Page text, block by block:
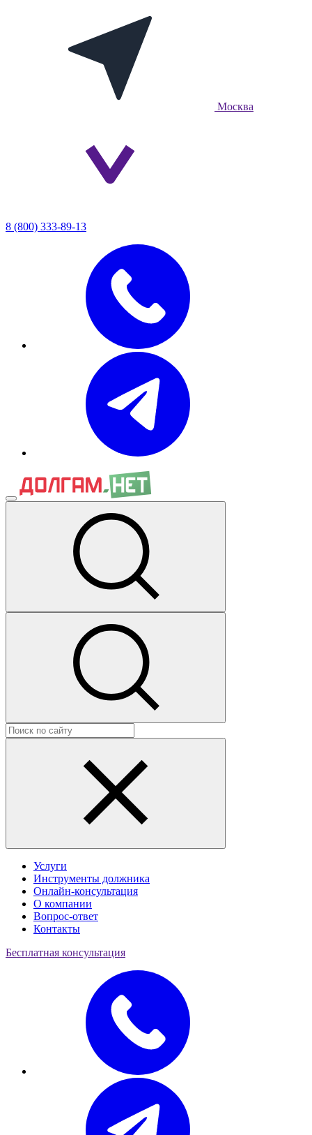
Москва
8 (800) 333-89-13
Услуги
Инструменты должника
Онлайн-консультация
О компании
Вопрос-ответ
Контакты
Бесплатная консультация